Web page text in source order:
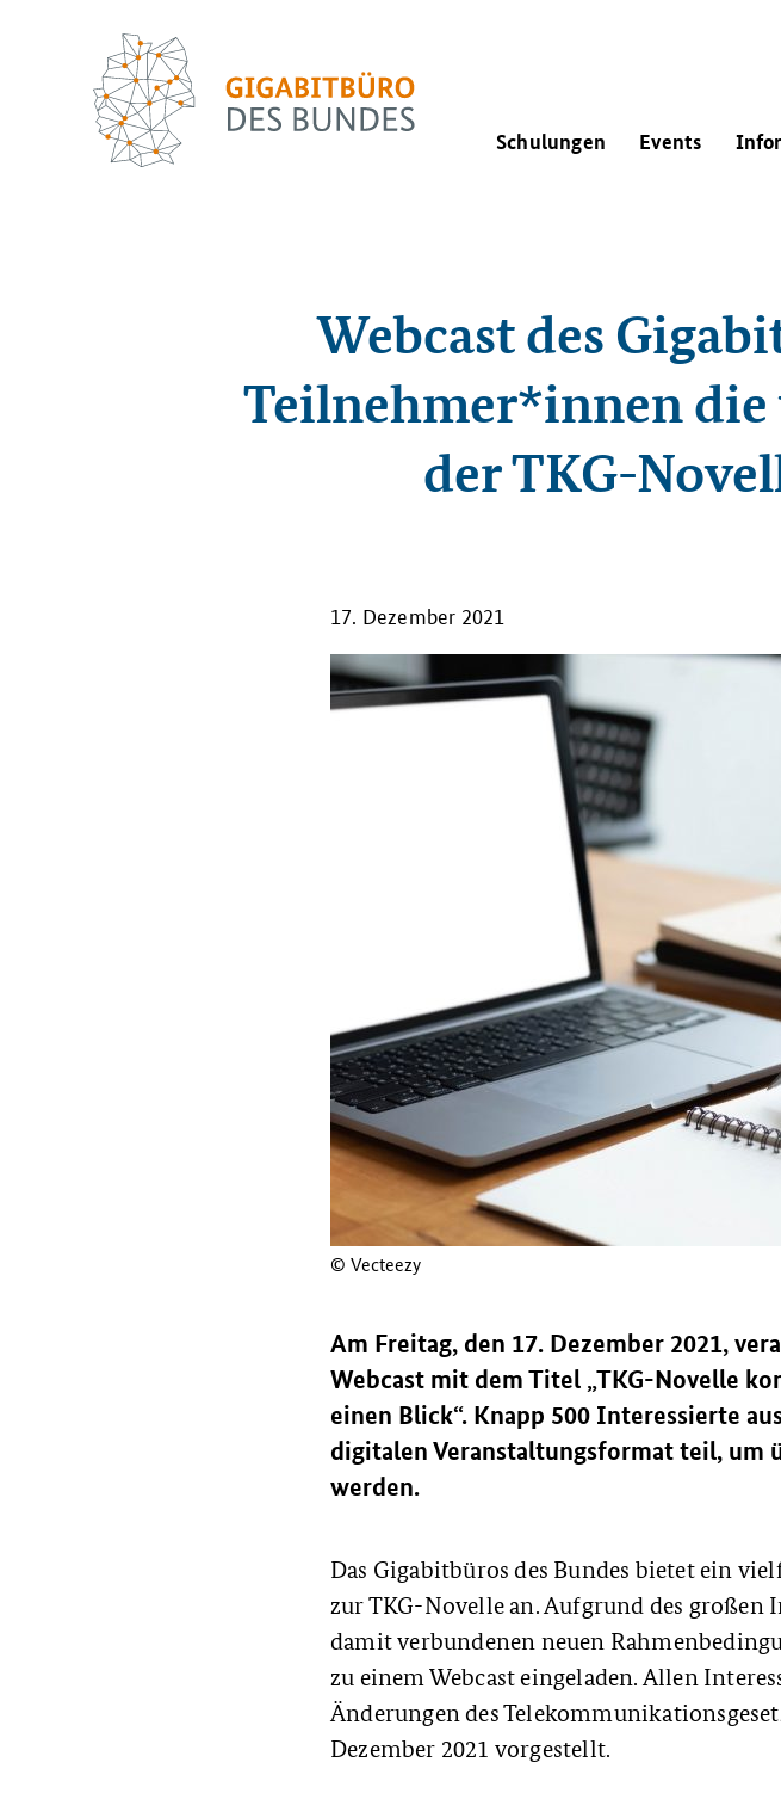
Schulungen Events
Webcast des
Teilnehmer*innen
der TKG-
17. Dezember 2021
© Vecteezy
Am Freitag, den 17. Dezember 2021,
Webcast mit dem Titel „TKG-Novelle
einen Blick“. Knapp 500 Interessierte
digitalen Veranstaltungsformat teil, um
werden.
Das Gigabitbüros des Bundes bietet ein
zur TKG-Novelle an. Aufgrund des großen
damit verbundenen neuen
zu einem Webcast eingeladen. Allen
Änderungen des
Dezember 2021 vorgestellt.